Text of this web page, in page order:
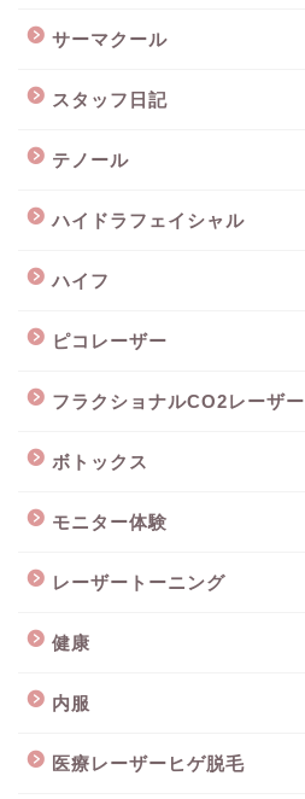
サーマクール
スタッフ日記
テノール
ハイドラフェイシャル
ハイフ
ピコレーザー
フラクショナルCO2レーザー
ボトックス
モニター体験
レーザートーニング
健康
内服
医療レーザーヒゲ脱毛